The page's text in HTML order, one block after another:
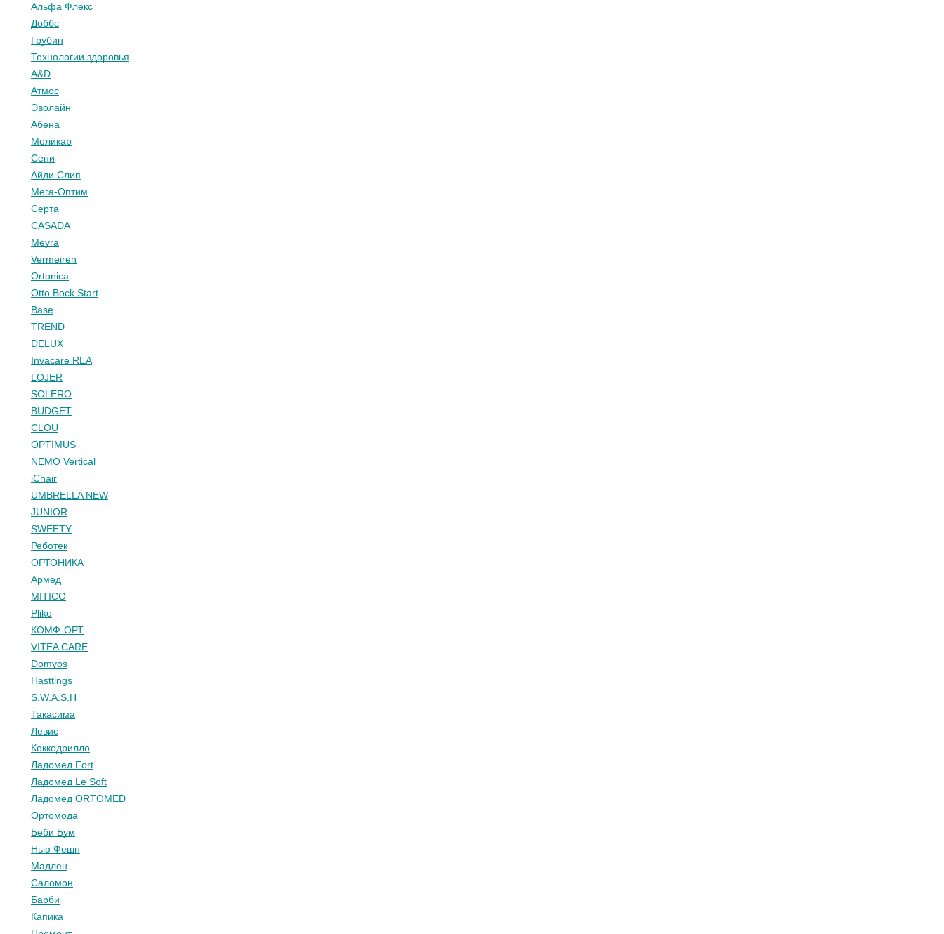
Альфа Флекс
Доббс
Грубин
Технологии здоровья
A&D
Атмос
Эволайн
Абена
Моликар
Сени
Айди Слип
Мега-Оптим
Серта
CASADA
Meyra
Vermeiren
Ortonica
Otto Bock Start
Base
TREND
DELUX
Invacare REA
LOJER
SOLERO
BUDGET
CLOU
OPTIMUS
NEMO Vertical
iChair
UMBRELLA NEW
JUNIOR
SWEETY
Реботек
ОРТОНИКА
Армед
MITICO
Pliko
КОМФ-ОРТ
VITEA CARE
Domyos
Hasttings
S.W.A.S.H
Такасима
Левис
Коккодрилло
Ладомед Fort
Ладомед Le Soft
Ладомед ORTOMED
Ортомода
Беби Бум
Нью Фешн
Мадлен
Саломон
Барби
Капика